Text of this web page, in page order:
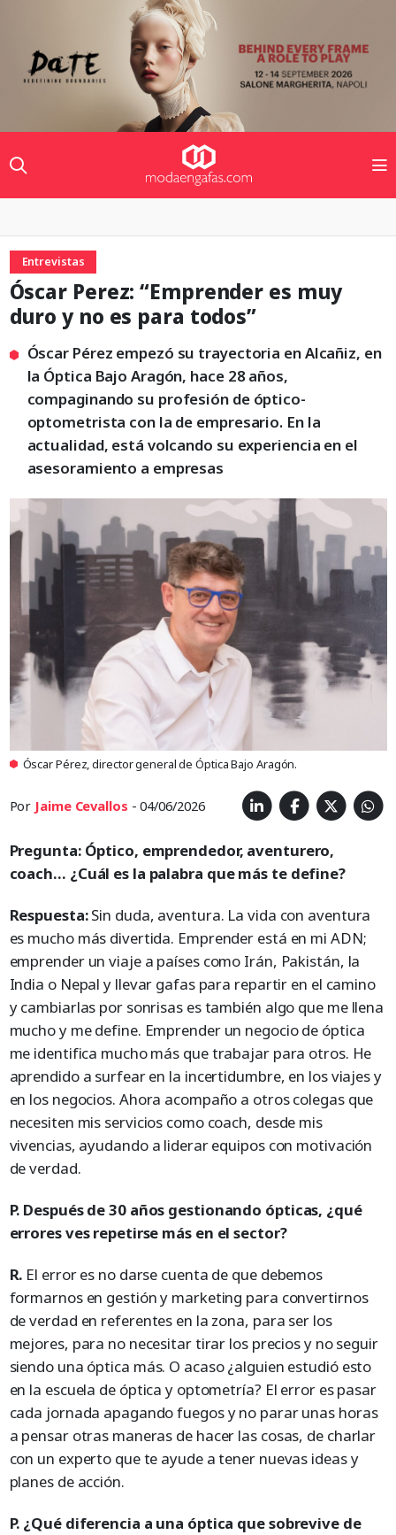
Entrevistas
Óscar Perez: “Emprender es muy
duro y no es para todos”
Óscar Pérez empezó su trayectoria en Alcañiz, en
la Óptica Bajo Aragón, hace 28 años,
compaginando su profesión de óptico-
optometrista con la de empresario. En la
actualidad, está volcando su experiencia en el
asesoramiento a empresas
Óscar Pérez, director general de Óptica Bajo Aragón.
Por Jaime Cevallos - 04/06/2026
Pregunta: Óptico, emprendedor, aventurero,
coach… ¿Cuál es la palabra que más te define?
Respuesta:Sin duda, aventura. La vida con aventura
es mucho más divertida. Emprender está en mi ADN;
emprender un viaje a países como Irán, Pakistán, la
India o Nepal y llevar gafas para repartir en el camino
y cambiarlas por sonrisas es también algo que me llena
mucho y me define. Emprender un negocio de óptica
me identifica mucho más que trabajar para otros. He
aprendido a surfear en la incertidumbre, en los viajes y
en los negocios. Ahora acompaño a otros colegas que
necesiten mis servicios como coach, desde mis
vivencias, ayudando a liderar equipos con motivación
de verdad.
P. Después de 30 años gestionando ópticas, ¿qué
errores ves repetirse más en el sector?
R. El error es no darse cuenta de que debemos
formarnos en gestión y marketing para convertirnos
de verdad en referentes en la zona, para ser los
mejores, para no necesitar tirar los precios y no seguir
siendo una óptica más. O acaso ¿alguien estudió esto
en la escuela de óptica y optometría? El error es pasar
cada jornada apagando fuegos y no parar unas horas
a pensar otras maneras de hacer las cosas, de charlar
con un experto que te ayude a tener nuevas ideas y
planes de acción.
P. ¿Qué diferencia a una óptica que sobrevive de